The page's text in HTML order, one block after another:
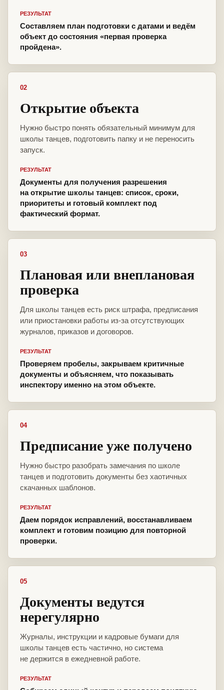
РЕЗУЛЬТАТ
Составляем план подготовки с датами и ведём
объект до состояния «первая проверка
пройдена».
02
Открытие объекта
Нужно быстро понять обязательный минимум для
школы танцев, подготовить папку и не переносить
запуск.
РЕЗУЛЬТАТ
Документы для получения разрешения
на открытие школы танцев: список, сроки,
приоритеты и готовый комплект под
фактический формат.
03
Плановая или внеплановая
проверка
Для школы танцев есть риск штрафа, предписания
или приостановки работы из-за отсутствующих
журналов, приказов и договоров.
РЕЗУЛЬТАТ
Проверяем пробелы, закрываем критичные
документы и объясняем, что показывать
инспектору именно на этом объекте.
04
Предписание уже получено
Нужно быстро разобрать замечания по школе
танцев и подготовить документы без хаотичных
скачанных шаблонов.
РЕЗУЛЬТАТ
Даем порядок исправлений, восстанавливаем
комплект и готовим позицию для повторной
проверки.
05
Документы ведутся
нерегулярно
Журналы, инструкции и кадровые бумаги для
школы танцев есть частично, но система
не держится в ежедневной работе.
РЕЗУЛЬТАТ